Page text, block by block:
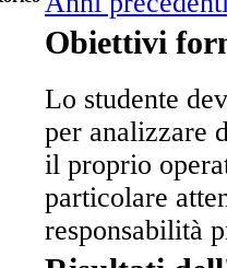
Obiettivi
Lo studente
per analizzare
il proprio
particolare
responsabilità